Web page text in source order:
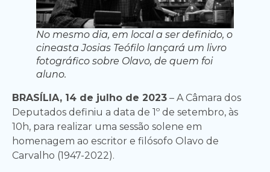
No mesmo dia, em local a ser definido, o
cineasta Josias Teófilo lançará um livro
fotográfico sobre Olavo, de quem foi
aluno.
BRASÍLIA, 14 de julho de 2023 – A Câmara dos
Deputados definiu a data de 1º de setembro, às
10h, para realizar uma sessão solene em
homenagem ao escritor e filósofo Olavo de
Carvalho (1947-2022).